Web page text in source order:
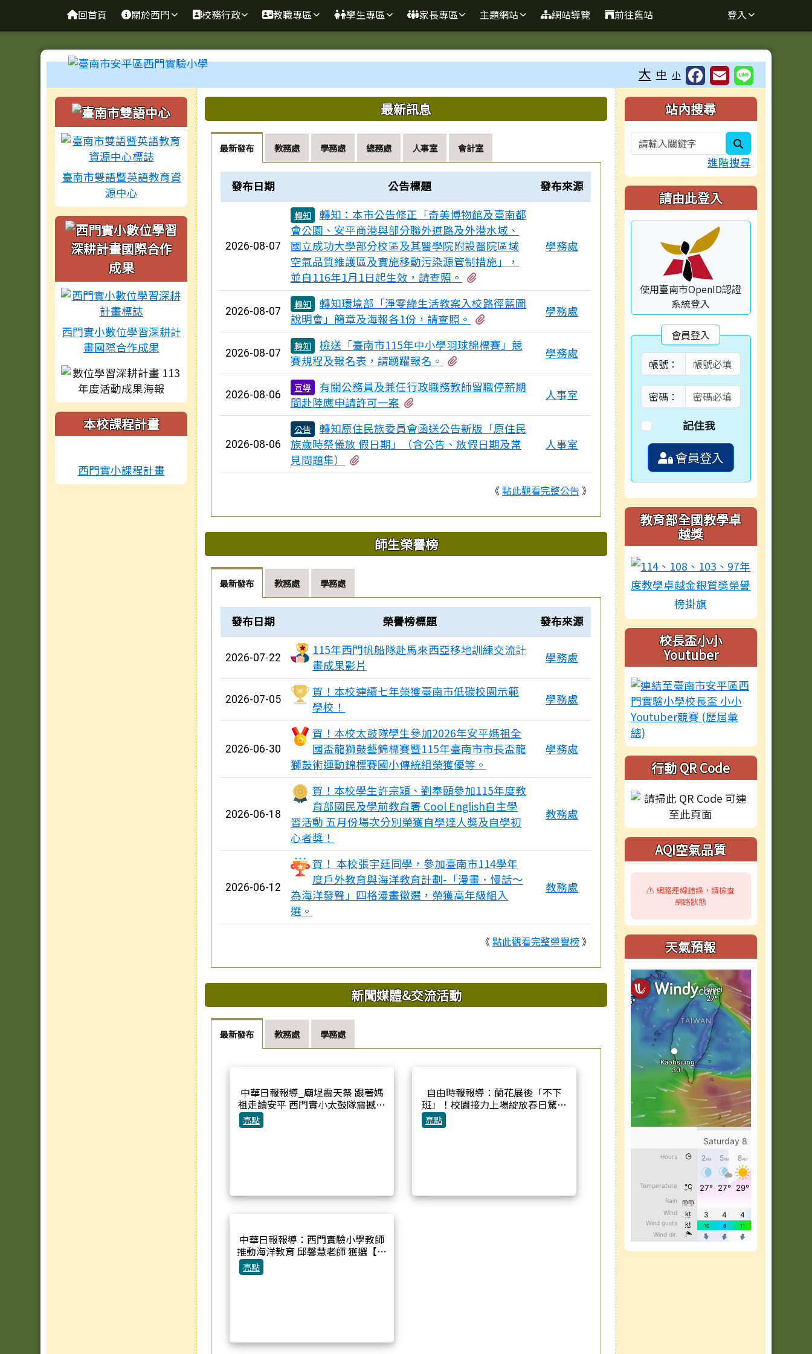
臺南市安平區西門實驗小學
回首頁 關於西門 校務行政 教職專區 學生專區 家長專區 主題網站 網站導覽 前往舊站 登入
工具列 大 中 小
左邊區域內容
臺南市雙語暨英語教育資
源中心
西門實小數位學習深耕計
畫國際合作成果
本校課程計畫
西門實小課程計畫
上中區域內容 最新訊息
最新發布 教務處 學務處 總務處 人事室 會計室
新聞列表
發布日期 公告標題 發布來源
2026-08-07
轉知
轉知：本市公告修正「奇美博物館及臺南都
會公園、安平商港與部分聯外道路及外港水域、
國立成功大學部分校區及其醫學院附設醫院區域
空氣品質維護區及實施移動污染源管制措施」，
並自116年1月1日起生效，請查照。
學務處
2026-08-07
轉知
轉知環境部「淨零綠生活教案入校路徑藍圖
說明會」簡章及海報各1份，請查照。
學務處
2026-08-07
轉知
檢送「臺南市115年中小學羽球錦標賽」競
賽規程及報名表，請踴躍報名。
學務處
2026-08-06
宣導
有關公務員及兼任行政職務教師留職停薪期
間赴陸應申請許可一案
人事室
2026-08-06
公告
轉知原住民族委員會函送公告新版「原住民
族歲時祭儀放 假日期」（含公告、放假日期及常
見問題集）
人事室
《點此觀看完整公告 》
師生榮譽榜
最新發布 教務處 學務處
榮譽榜列表
發布日期 榮譽榜標題 發布來源
2026-07-22
115年西門帆船隊赴馬來西亞移地訓練交流計
畫成果影片
學務處
2026-07-05
賀！本校連續七年榮獲臺南市低碳校園示範
學校！
學務處
2026-06-30
賀！本校太鼓隊學生參加2026年安平媽祖全
國盃龍獅鼓藝錦標賽暨115年臺南市市長盃龍
獅鼓術運動錦標賽國小傳統組榮獲優等。
學務處
2026-06-18
賀！本校學生許宗穎、劉奉頤參加115年度教
育部國民及學前教育署 Cool English自主學
習活動 五月份場次分別榮獲自學達人獎及自學初
心者獎！
教務處
2026-06-12
賀！ 本校張宇廷同學，參加臺南市114學年
度戶外教育與海洋教育計劃-「漫畫．慢話～
為海洋發聲」四格漫畫徵選，榮獲高年級組入
選。
教務處
《點此觀看完整榮譽榜》
新聞媒體&交流活動
最新發布 教務處 學務處
中華日報報導_廟埕震天祭 跟著媽
祖走讀安平 西門實小太鼓隊震撼演
亮點
自由時報報導：蘭花展後「不下
班」！校園接力上場綻放春日驚喜
西門實小布置蘭展蘭花營造社區美
亮點
中華日報報導：西門實驗小學教師
推動海洋教育 邱馨慧老師 獲選【教
亮點
右邊區域內容
站內搜尋
進階搜尋
請由此登入
使用臺南市OpenID認證
系統登入
會員登入
帳號：
密碼：
記住我
會員登入
教育部全國教學卓
越獎
校長盃小小
Youtuber
行動 QR Code
AQI空氣品質
⚠️ 網路連線錯誤，請檢查
網路狀態
天氣預報
頁尾區域